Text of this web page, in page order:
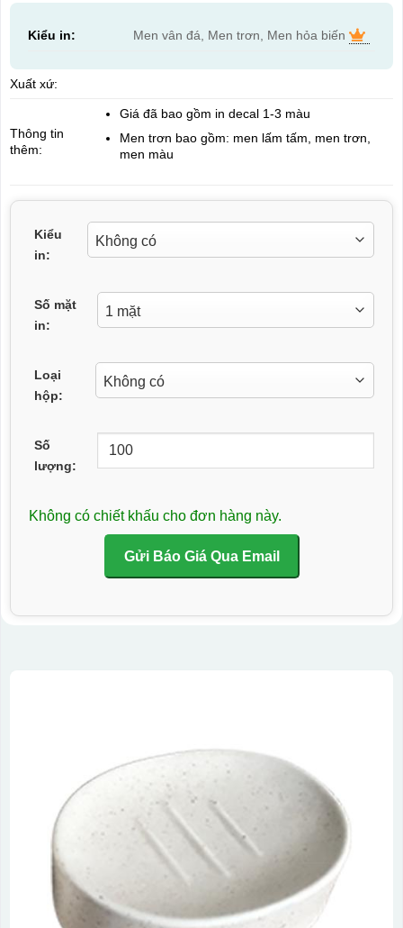
Kiểu in: Men vân đá, Men trơn, Men hỏa biến
Xuất xứ:
Thông tin
thêm:
Giá đã bao gồm in decal 1-3 màu
Men trơn bao gồm: men lấm tấm, men trơn,
men màu
Kiểu
in:
Số mặt
in:
Loại
hộp:
Số
lượng:
Không có chiết khấu cho đơn hàng này.
Gửi Báo Giá Qua Email